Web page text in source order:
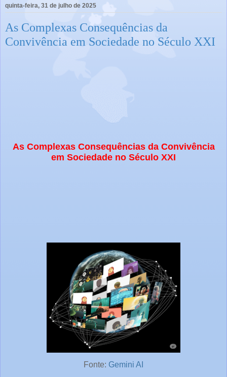
quinta-feira, 31 de julho de 2025
As Complexas Consequências da
Convivência em Sociedade no Século XXI
As Complexas Consequências da Convivência
em Sociedade no Século XXI
Fonte: Gemini AI